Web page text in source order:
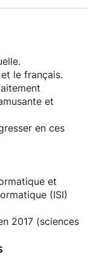
le français.
et
en ces
et
(ISI)